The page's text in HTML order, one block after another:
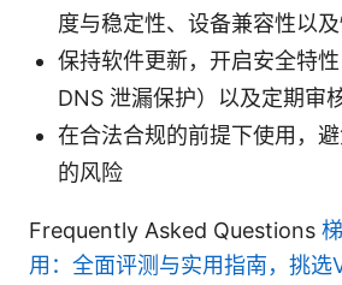
度与稳定性、设备兼容性以
保持软件更新，开启安全特
DNS 泄漏保护）以及定期审
在合法合规的前提下使用，
的风险
Frequently Asked Questions
用：全面评测与实用指南，挑选